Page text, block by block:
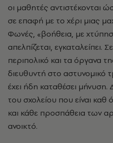
οι μαθητές αντιστέκονται
σε επαφή με το χέρι μιας
Φωνές, «βοήθεια, με
απελπίζεται, εγκαταλείπει.
περιπολικό και τα όργανα
διευθυντή στο αστυνομικό
έχει ήδη καταθέσει μήνυση.
του σχολείου που είναι καθ
και κάθε προσπάθεια των
ανοικτό.